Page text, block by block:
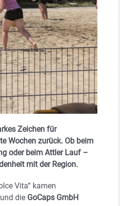
Zeichen für
Wochen zurück. Ob beim
oder beim Attler Lauf –
mit der Region.
Vita“ kamen
und die GoCaps GmbH